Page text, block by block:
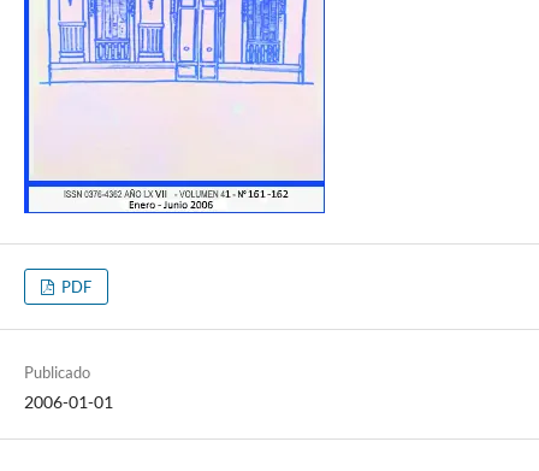
PDF
Publicado
2006-01-01